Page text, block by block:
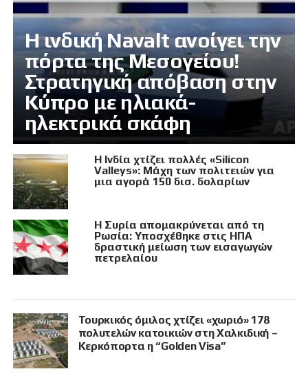
Η ινδική Navalt ανοίγει την
πόρτα της Μεσογείου!
Στρατηγική απόβαση στην
Κύπρο με ηλιακά-
ηλεκτρικά σκάφη
Η Ινδία χτίζει πολλές «Silicon
Valleys»: Μάχη των πολιτειών για
μια αγορά 150 δισ. δολαρίων
Η Συρία απομακρύνεται από τη
Ρωσία: Υποσχέθηκε στις ΗΠΑ
δραστική μείωση των εισαγωγών
πετρελαίου
Τουρκικός όμιλος χτίζει «χωριό» 178
πολυτελών κατοικιών στη Χαλκιδική –
Κερκόπορτα η “Golden Visa”